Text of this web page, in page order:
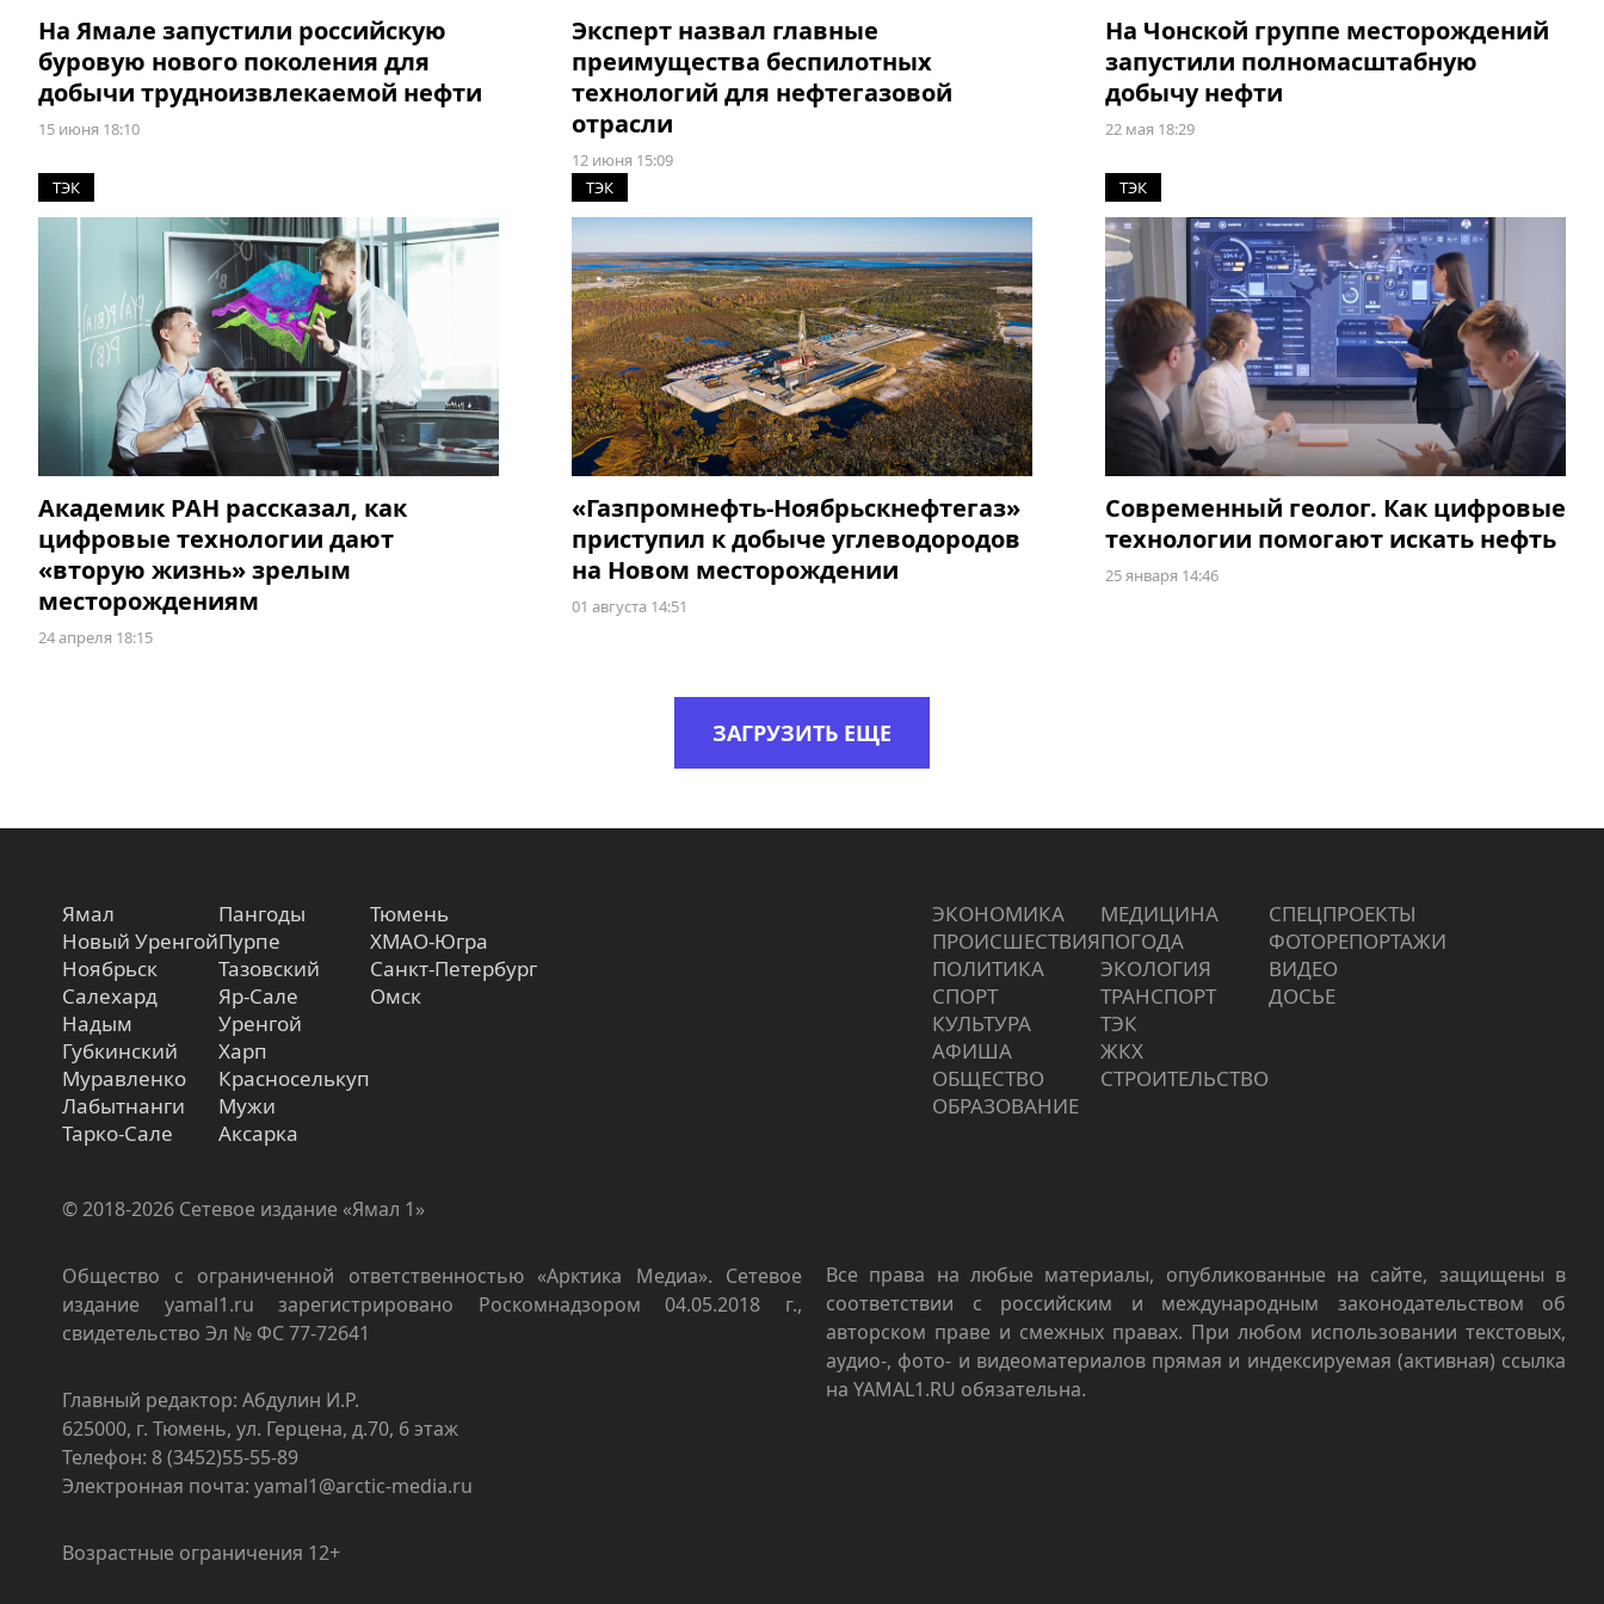
На Ямале запустили российскую
буровую нового поколения для
добычи трудноизвлекаемой нефти
15 июня 18:10
Эксперт назвал главные
преимущества беспилотных
технологий для нефтегазовой
отрасли
12 июня 15:09
На Чонской группе месторождений
запустили полномасштабную
добычу нефти
22 мая 18:29
ТЭК
Академик РАН рассказал, как
цифровые технологии дают
«вторую жизнь» зрелым
месторождениям
24 апреля 18:15
ТЭК
«Газпромнефть-Ноябрьскнефтегаз»
приступил к добыче углеводородов
на Новом месторождении
01 августа 14:51
ТЭК
Современный геолог. Как цифровые
технологии помогают искать нефть
25 января 14:46
ЗАГРУЗИТЬ ЕЩЕ
Ямал
Новый Уренгой
Ноябрьск
Салехард
Надым
Губкинский
Муравленко
Лабытнанги
Тарко-Сале
Пангоды
Пурпе
Тазовский
Яр-Сале
Уренгой
Харп
Красноселькуп
Мужи
Аксарка
Тюмень
ХМАО-Югра
Санкт-Петербург
Омск
ЭКОНОМИКА
ПРОИCШЕСТВИЯ
ПОЛИТИКА
СПОРТ
КУЛЬТУРА
АФИША
ОБЩЕСТВО
ОБРАЗОВАНИЕ
МЕДИЦИНА
ПОГОДА
ЭКОЛОГИЯ
ТРАНСПОРТ
ТЭК
ЖКХ
СТРОИТЕЛЬСТВО
СПЕЦПРОЕКТЫ
ФОТОРЕПОРТАЖИ
ВИДЕО
ДОСЬЕ
© 2018-2026 Сетевое издание «Ямал 1»
Общество с ограниченной ответственностью «Арктика Медиа». Сетевое
издание yamal1.ru зарегистрировано Роскомнадзором 04.05.2018 г.,
свидетельство Эл № ФС 77-72641
Главный редактор: Абдулин И.Р.
625000, г. Тюмень, ул. Герцена, д.70, 6 этаж
Телефон: 8 (3452)55-55-89
Электронная почта: yamal1@arctic-media.ru
Возрастные ограничения 12+
Все права на любые материалы, опубликованные на сайте, защищены в
соответствии с российским и международным законодательством об
авторском праве и смежных правах. При любом использовании текстовых,
аудио-, фото- и видеоматериалов прямая и индексируемая (активная) ссылка
на YAMAL1.RU обязательна.